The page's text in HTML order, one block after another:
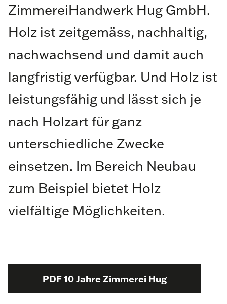
ZimmereiHandwerk Hug GmbH.
Holz ist zeitgemäss, nachhaltig,
nachwachsend und damit auch
langfristig verfügbar. Und Holz ist
leistungsfähig und lässt sich je
nach Holzart für ganz
unterschiedliche Zwecke
einsetzen. Im Bereich Neubau
zum Beispiel bietet Holz
vielfältige Möglichkeiten.
PDF 10 Jahre Zimmerei Hug